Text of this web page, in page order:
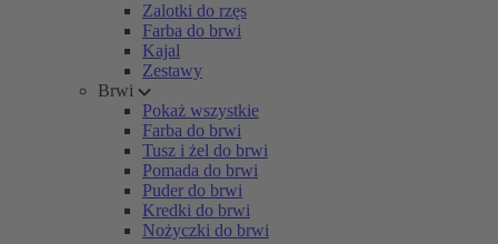
Zalotki do rzęs
Farba do brwi
Kajal
Zestawy
Brwi
Pokaż wszystkie
Farba do brwi
Tusz i żel do brwi
Pomada do brwi
Puder do brwi
Kredki do brwi
Nożyczki do brwi